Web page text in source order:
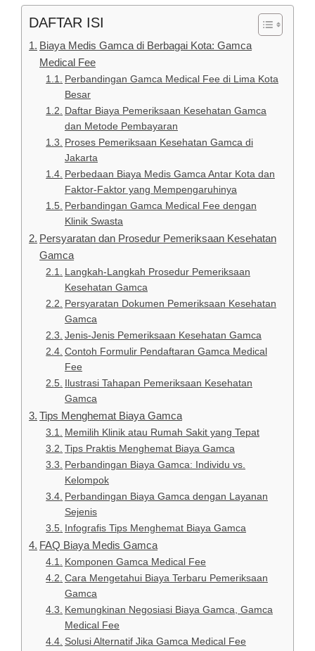
DAFTAR ISI
Biaya Medis Gamca di Berbagai Kota: Gamca
Medical Fee
Perbandingan Gamca Medical Fee di Lima Kota
Besar
Daftar Biaya Pemeriksaan Kesehatan Gamca
dan Metode Pembayaran
Proses Pemeriksaan Kesehatan Gamca di
Jakarta
Perbedaan Biaya Medis Gamca Antar Kota dan
Faktor-Faktor yang Mempengaruhinya
Perbandingan Gamca Medical Fee dengan
Klinik Swasta
Persyaratan dan Prosedur Pemeriksaan Kesehatan
Gamca
Langkah-Langkah Prosedur Pemeriksaan
Kesehatan Gamca
Persyaratan Dokumen Pemeriksaan Kesehatan
Gamca
Jenis-Jenis Pemeriksaan Kesehatan Gamca
Contoh Formulir Pendaftaran Gamca Medical
Fee
Ilustrasi Tahapan Pemeriksaan Kesehatan
Gamca
Tips Menghemat Biaya Gamca
Memilih Klinik atau Rumah Sakit yang Tepat
Tips Praktis Menghemat Biaya Gamca
Perbandingan Biaya Gamca: Individu vs.
Kelompok
Perbandingan Biaya Gamca dengan Layanan
Sejenis
Infografis Tips Menghemat Biaya Gamca
FAQ Biaya Medis Gamca
Komponen Gamca Medical Fee
Cara Mengetahui Biaya Terbaru Pemeriksaan
Gamca
Kemungkinan Negosiasi Biaya Gamca, Gamca
Medical Fee
Solusi Alternatif Jika Gamca Medical Fee